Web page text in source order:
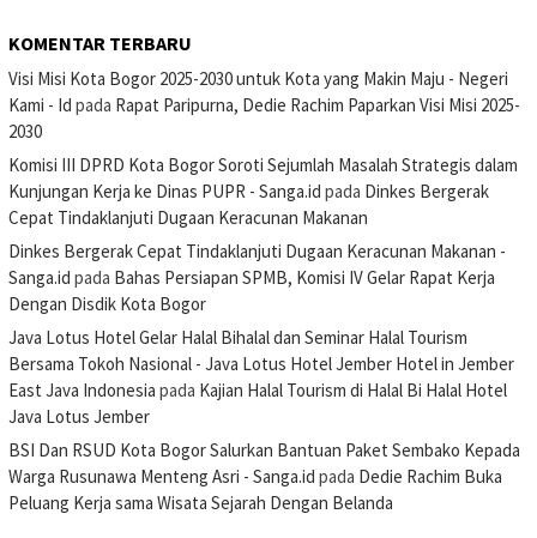
KOMENTAR TERBARU
Visi Misi Kota Bogor 2025-2030 untuk Kota yang Makin Maju - Negeri
Kami - Id pada Rapat Paripurna, Dedie Rachim Paparkan Visi Misi 2025-
2030
Komisi III DPRD Kota Bogor Soroti Sejumlah Masalah Strategis dalam
Kunjungan Kerja ke Dinas PUPR - Sanga.id pada Dinkes Bergerak
Cepat Tindaklanjuti Dugaan Keracunan Makanan
Dinkes Bergerak Cepat Tindaklanjuti Dugaan Keracunan Makanan -
Sanga.id pada Bahas Persiapan SPMB, Komisi IV Gelar Rapat Kerja
Dengan Disdik Kota Bogor
Java Lotus Hotel Gelar Halal Bihalal dan Seminar Halal Tourism
Bersama Tokoh Nasional - Java Lotus Hotel Jember Hotel in Jember
East Java Indonesia pada Kajian Halal Tourism di Halal Bi Halal Hotel
Java Lotus Jember
BSI Dan RSUD Kota Bogor Salurkan Bantuan Paket Sembako Kepada
Warga Rusunawa Menteng Asri - Sanga.id pada Dedie Rachim Buka
Peluang Kerja sama Wisata Sejarah Dengan Belanda